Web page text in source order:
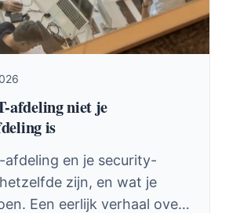
afdeling niet je
is
afdeling en je security-
zijn, en wat je
Een eerlijk verhaal over